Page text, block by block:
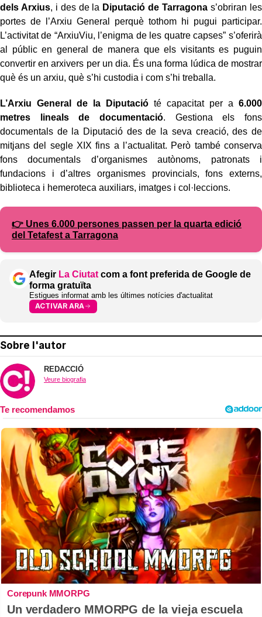
dels Arxius, i des de la Diputació de Tarragona s’obriran les
portes de l’Arxiu General perquè tothom hi pugui participar.
L’activitat de “ArxiuViu, l’enigma de les quatre capses” s’oferirà
al públic en general de manera que els visitants es puguin
convertir en arxivers per un dia. És una forma lúdica de mostrar
què és un arxiu, què s’hi custodia i com s’hi treballa.
L’Arxiu General de la Diputacióté capacitat per a 6.000
metres lineals de documentació. Gestiona els fons
documentals de la Diputació des de la seva creació, des de
mitjans del segle XIX fins a l’actualitat. Però també conserva
fons documentals d’organismes autònoms, patronats i
fundacions i d’altres organismes provincials, fons externs,
biblioteca i hemeroteca auxiliars, imatges i col·leccions.
👉 Unes 6.000 persones passen per la quarta edició
del Tetafest a Tarragona
Afegir La Ciutat com a font preferida de Google de
forma gratuïta
Estigues informat amb les últimes notícies d'actualitat
ACTIVAR ARA
Sobre l'autor
REDACCIÓ
Veure biografia
Corepunk MMORPG
Un verdadero MMORPG de la vieja escuela